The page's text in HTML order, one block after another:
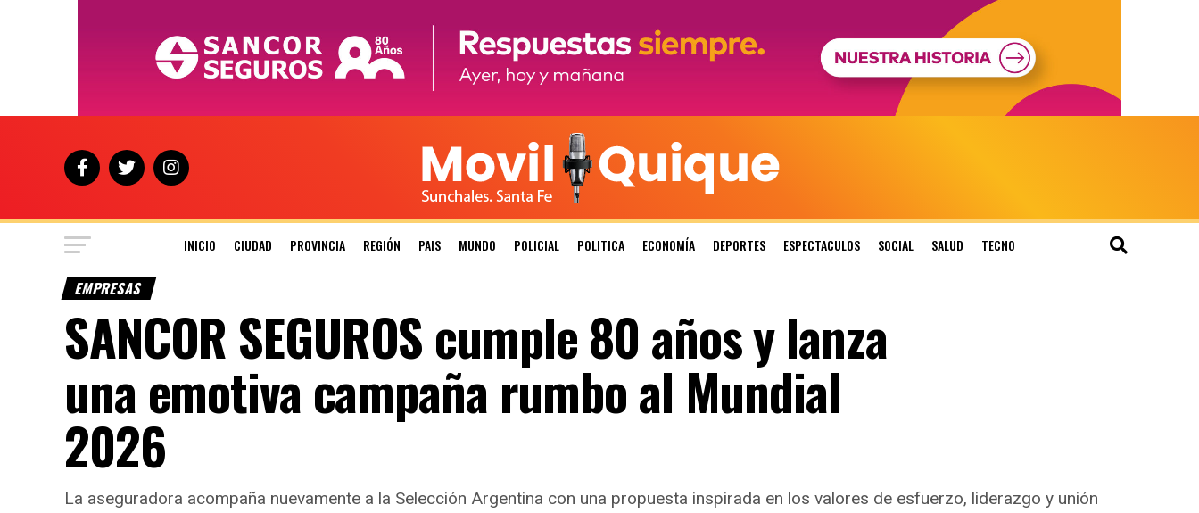
INICIO CIUDAD PROVINCIA REGIÓN PAIS MUNDO POLICIAL POLITICA ECONOMÍA DEPORTES ESPECTACULOS SOCIAL SALUD TECNO
EMPRESAS
SANCOR SEGUROS cumple 80 años y lanza
una emotiva campaña rumbo al Mundial
2026
La aseguradora acompaña nuevamente a la Selección Argentina con una propuesta inspirada en los valores de esfuerzo, liderazgo y unión